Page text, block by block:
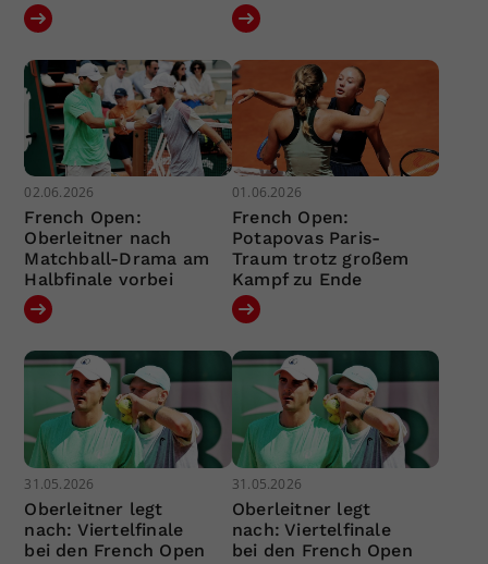
02.06.2026
French Open:
Oberleitner nach
Matchball-Drama am
Halbfinale vorbei
01.06.2026
French Open:
Potapovas Paris-
Traum trotz großem
Kampf zu Ende
31.05.2026
Oberleitner legt
nach: Viertelfinale
bei den French Open
31.05.2026
Oberleitner legt
nach: Viertelfinale
bei den French Open